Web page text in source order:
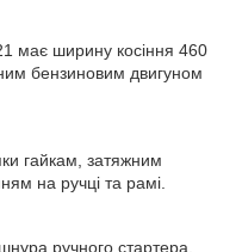
має ширину косіння 460
бензиновим двигуном
гайкам, затяжним
на ручці та рамі.
ручного стартера.